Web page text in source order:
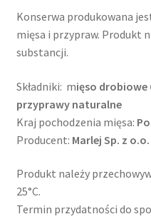
Konserwa produkowana
mięsa i przypraw. Produkt
substancji.
Składniki: mięso drobiowe
przyprawy naturalne
Kraj pochodzenia mięsa:
Producent: Marlej Sp. z o.o.
Produkt należy
25°C.
Termin przydatności do